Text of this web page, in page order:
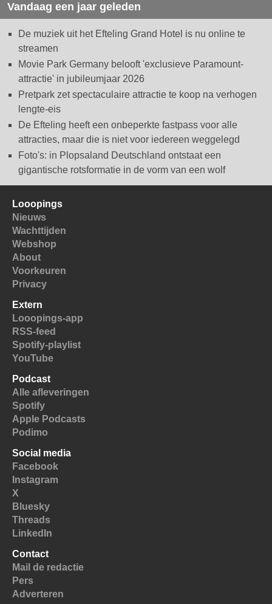
Vandaag een jaar geleden
De muziek uit het Efteling Grand Hotel is nu online te
streamen
Movie Park Germany belooft 'exclusieve Paramount-
attractie' in jubileumjaar 2026
Pretpark zet spectaculaire attractie te koop na verhogen
lengte-eis
De Efteling heeft een onbeperkte fastpass voor alle
attracties, maar die is niet voor iedereen weggelegd
Foto's: in Plopsaland Deutschland ontstaat een
gigantische rotsformatie in de vorm van een wolf
Looopings
Nieuws
Wachttijden
Webshop
About
Voorkeuren
Privacy
Extern
Looopings-app
RSS-feed
Spotify-playlist
YouTube
Podcast
Alle afleveringen
Spotify
Apple Podcasts
Podimo
Social media
Facebook
Instagram
X
Bluesky
Threads
LinkedIn
Contact
Mail de redactie
Pers
Adverteren